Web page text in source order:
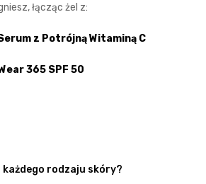
łącząc żel z:
z Potrójną Witaminą C
365 SPF 50
każdego rodzaju skóry?